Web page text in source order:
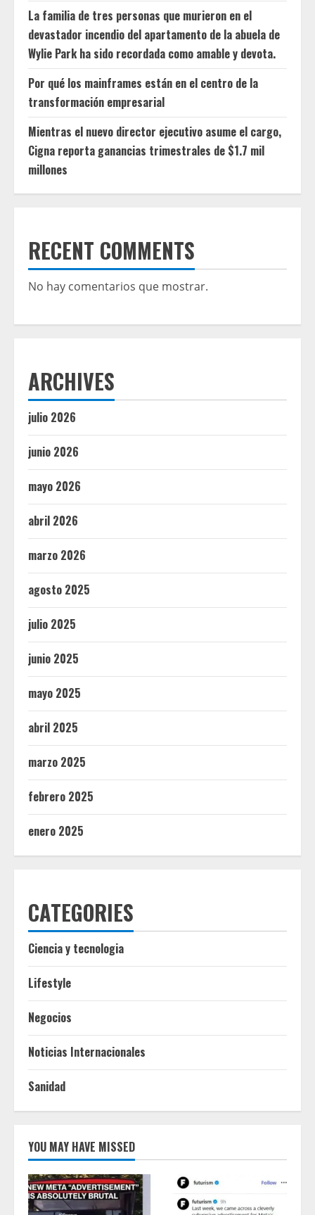
La familia de tres personas que murieron en el
devastador incendio del apartamento de la abuela de
Wylie Park ha sido recordada como amable y devota.
Por qué los mainframes están en el centro de la
transformación empresarial
Mientras el nuevo director ejecutivo asume el cargo,
Cigna reporta ganancias trimestrales de $1.7 mil
millones
RECENT COMMENTS
No hay comentarios que mostrar.
ARCHIVES
julio 2026
junio 2026
mayo 2026
abril 2026
marzo 2026
agosto 2025
julio 2025
junio 2025
mayo 2025
abril 2025
marzo 2025
febrero 2025
enero 2025
CATEGORIES
Ciencia y tecnologia
Lifestyle
Negocios
Noticias Internacionales
Sanidad
YOU MAY HAVE MISSED